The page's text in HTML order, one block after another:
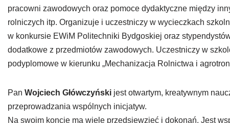
pracowni zawodowych oraz pomoce dydaktyczne między
rolniczych itp. Organizuje i uczestniczy w wycieczkach
w konkursie EWiM Politechniki Bydgoskiej oraz
dodatkowe z przedmiotów zawodowych. Uczestniczy w
podyplomowe w kierunku „Mechanizacja Rolnictwa i
Pan Wojciech Główczyński jest otwartym, kreatywnym
przeprowadzania wspólnych inicjatyw.
Na swoim koncie ma wiele przedsięwzięć i dokonań. Jest